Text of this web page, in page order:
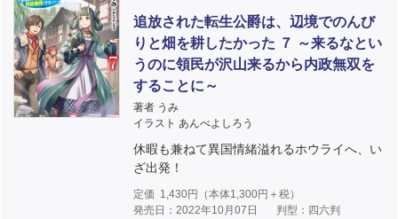
追放された転生公爵は、辺境でのんび
りと畑を耕したかった ７ ～来るなとい
うのに領民が沢山来るから内政無双を
することに～
著者 うみ
イラスト あんべよしろう
休暇も兼ねて異国情緒溢れるホウライへ、い
ざ出発！
定価 1,430円（本体1,300円＋税）
発売日：2022年10月07日
判型：四六判